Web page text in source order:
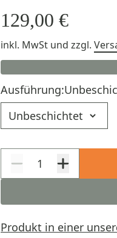
129,00 €
inkl. MwSt und zzgl.
Ausführung:
Produkt in einer